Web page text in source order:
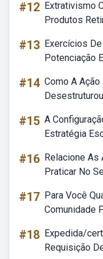
#12 Extrativismo
Produtos
#13 Exercícios
Potenciação
#14 Como A
#15 A
Estratégia
#16 Relacione As
Praticar No
#17 Para Você
Comunidade
#18 Expedida/
Requisição